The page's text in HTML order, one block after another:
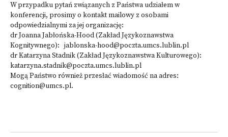
W przypadku pytań związanych z Państwa udziałem w
konferencji, prosimy o kontakt mailowy z osobami
odpowiedzialnymi za jej organizację:
dr Joanna Jabłońska-Hood (Zakład Językoznawstwa
Kognitywnego): jablonska-hood@poczta.umcs.lublin.pl
dr Katarzyna Stadnik (Zakład Językoznawstwa Kulturowego):
katarzyna.stadnik@poczta.umcs.lublin.pl
Mogą Państwo również przesłać wiadomość na adres:
cognition@umcs.pl.